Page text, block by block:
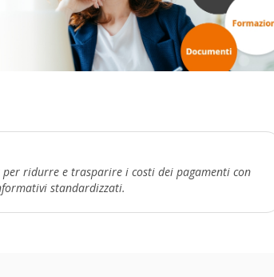
ridurre e trasparire i costi dei pagamenti con
standardizzati.